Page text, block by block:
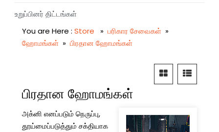
உறுப்பினர் திட்டங்கள்
You are Here : Store » பரிகார சேவைகள் »
ஹோமங்கள் » பிரதான ஹோமங்கள்
பிரதான ஹோமங்கள்
அக்னி எனப்படும் நெருப்பு,
தூய்மைப்படுத்தும் சக்தியாக